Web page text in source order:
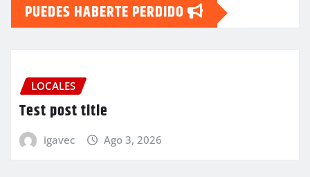
PUEDES HABERTE PERDIDO
LOCALES
Test post title
igavec Ago 3, 2026